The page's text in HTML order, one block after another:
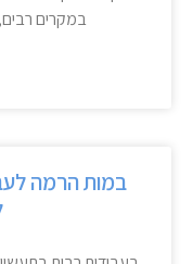
במקרים
במות הרמה